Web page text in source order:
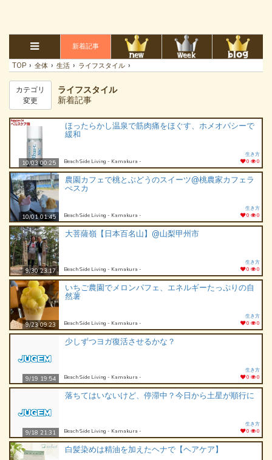
新着記事
TOP › 全体 › 生活 › ライフスタイル ›
カテゴリ
変更
ライフスタイル
新着記事
10/03 00:25
ほったらかし温泉で筋肉痛をほぐす、ホメオパシーで
緩和
Beach Side Living - Kamakura -
生き方
0
0
10/01 01:45
農園カフェで桃とぶどうのスイーツ@桃農家カフェラ
ぺスカ
Beach Side Living - Kamakura -
生き方
0
0
9/30 23:17
大菩薩嶺【日本百名山】@山梨甲州市
Beach Side Living - Kamakura -
生き方
0
0
9/23 09:23
いちご農園でメロンパフェ、エネルギーたっぷりの自
然薯
Beach Side Living - Kamakura -
生き方
0
0
9/19 19:54
少しずつヨガ復活させるかな？
Beach Side Living - Kamakura -
生き方
0
0
9/18 21:31
落ちてはいないけど、停滞中？今日から土星が順行に
Beach Side Living - Kamakura -
生き方
0
0
白髪染めは精油を加えたヘナで【ヘアケア】